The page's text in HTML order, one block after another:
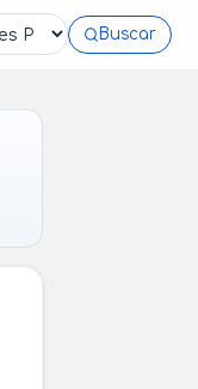
Buscar